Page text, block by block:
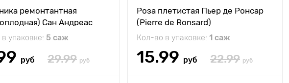
ремонтантная
Сан Андреас
упаковке: 5 саж
руб 29.99 руб
Роза плетистая Пьер де Ронсар
(Pierre de Ronsard)
Кол-во в упаковке: 1 саж
15.99 руб 22.99 руб